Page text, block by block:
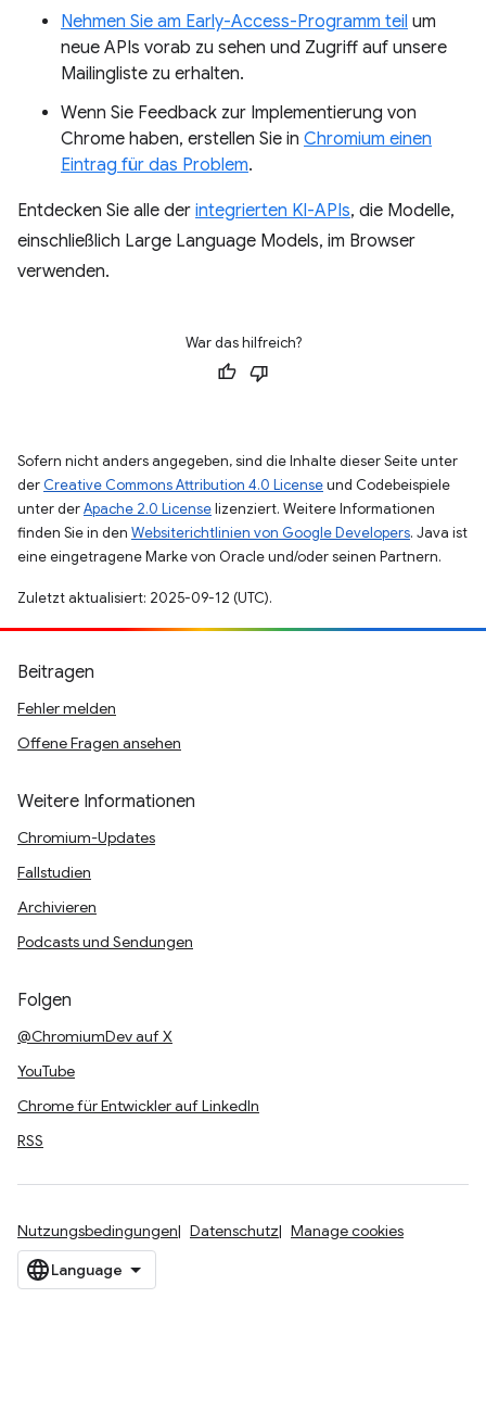
Nehmen Sie am Early-Access-Programm teil um
neue APIs vorab zu sehen und Zugriff auf unsere
Mailingliste zu erhalten.
Wenn Sie Feedback zur Implementierung von
Chrome haben, erstellen Sie in Chromium einen
Eintrag für das Problem.
Entdecken Sie alle der integrierten KI-APIs, die Modelle,
einschließlich Large Language Models, im Browser
verwenden.
War das hilfreich?
Sofern nicht anders angegeben, sind die Inhalte dieser Seite unter
der Creative Commons Attribution 4.0 Licenseund Codebeispiele
unter derApache 2.0 Licenselizenziert. Weitere Informationen
finden Sie in den Websiterichtlinien von Google Developers. Java ist
eine eingetragene Marke von Oracle und/oder seinen Partnern.
Zuletzt aktualisiert: 2025-09-12 (UTC).
Beitragen
Fehler melden
Offene Fragen ansehen
Weitere Informationen
Chromium-Updates
Fallstudien
Archivieren
Podcasts und Sendungen
Folgen
@ChromiumDev auf X
YouTube
Chrome für Entwickler auf LinkedIn
RSS
Nutzungsbedingungen Datenschutz Manage cookies